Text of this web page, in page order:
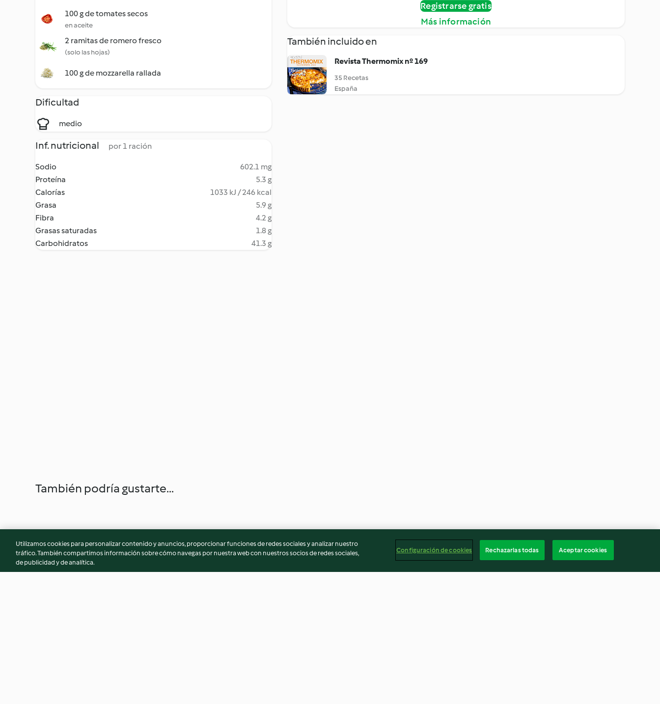
100 g de tomates secos
en aceite
2 ramitas de romero fresco
(solo las hojas)
100 g de mozzarella rallada
Dificultad
medio
Inf. nutricional por 1 ración
Sodio
602.1 mg
Proteína
5.3 g
Calorías
1033 kJ / 246 kcal
Grasa
5.9 g
Fibra
4.2 g
Grasas saturadas
1.8 g
Carbohidratos
41.3 g
Registrarse gratis
Más información
También incluido en
Revista Thermomix nº 169
35 Recetas
España
También podría gustarte...
Utilizamos cookies para personalizar contenido y anuncios, proporcionar funciones de redes sociales y analizar nuestro
tráfico. También compartimos información sobre cómo navegas por nuestra web con nuestros socios de redes sociales,
de publicidad y de analítica.
Configuración de cookies Rechazarlas todas Aceptar cookies